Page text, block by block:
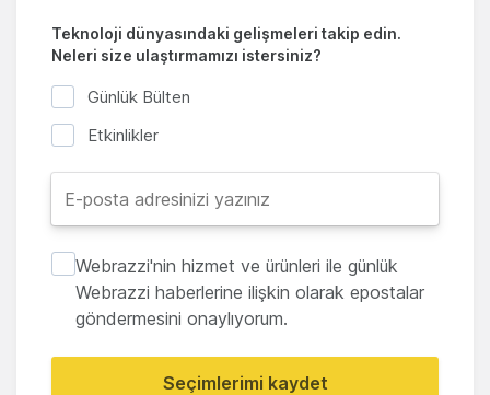
Teknoloji dünyasındaki gelişmeleri takip edin.
Neleri size ulaştırmamızı istersiniz?
Günlük Bülten
Etkinlikler
Webrazzi'nin hizmet ve ürünleri ile günlük
Webrazzi haberlerine ilişkin olarak epostalar
göndermesini onaylıyorum.
Seçimlerimi kaydet